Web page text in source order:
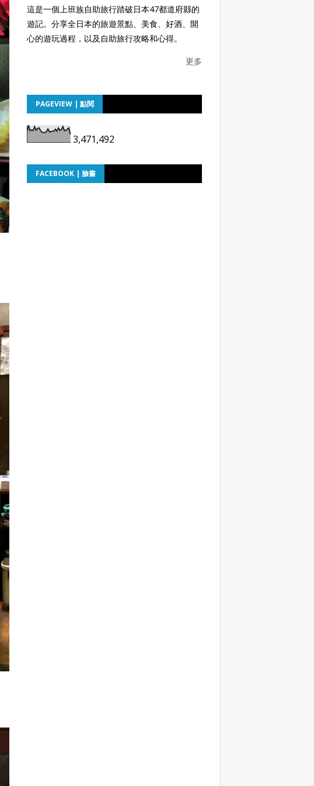
這是一個上班族自助旅行踏破日本47都道府縣的
遊記。分享全日本的旅遊景點、美食、好酒、開
心的遊玩過程，以及自助旅行攻略和心得。
更多
PAGEVIEW | 點閱
3,471,492
FACEBOOK | 臉書